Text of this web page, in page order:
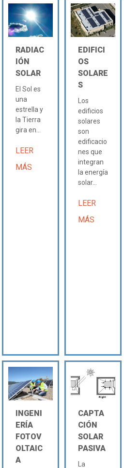
RADIAC
IÓN
SOLAR
El Sol es
una
estrella y
la Tierra
gira en...
LEER
MÁS
EDIFICI
OS
SOLARE
S
Los
edificios
solares
son
edificacio
nes que
integran
la energía
solar...
LEER
MÁS
INGENI
ERÍA
FOTOV
OLTAIC
A
CAPTA
CIÓN
SOLAR
PASIVA
La